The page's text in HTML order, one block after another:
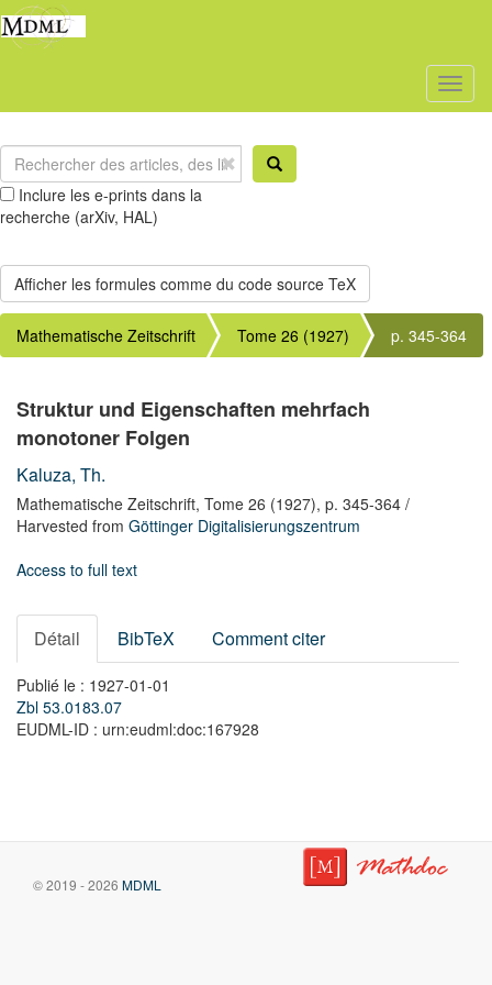
Inclure les e-prints dans la
recherche (arXiv, HAL)
Mathematische Zeitschrift Tome 26 (1927) p. 345-364
Struktur und Eigenschaften mehrfach
monotoner Folgen
Kaluza, Th.
Mathematische Zeitschrift, Tome 26 (1927), p. 345-364 /
Harvested from Göttinger Digitalisierungszentrum
Access to full text
Détail BibTeX Comment citer
Publié le : 1927-01-01
Zbl 53.0183.07
EUDML-ID : urn:eudml:doc:167928
© 2019 - 2026 MDML